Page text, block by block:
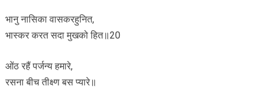
भानु नासिका वासकरहुनित,
भास्कर करत सदा मुखको हित॥20
ओंठ रहैं पर्जन्य हमारे,
रसना बीच तीक्ष्ण बस प्यारे॥